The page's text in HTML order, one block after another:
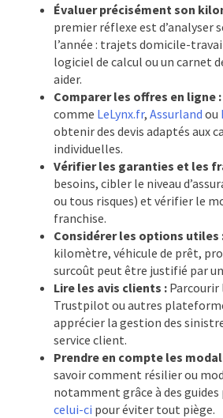
Évaluer précisément son
premier réflexe est d’analyser
l’année : trajets domicile-
logiciel de calcul ou un carnet
aider.
Comparer les offres en ligne :
comme LeLynx.fr, Assurland ou
obtenir des devis adaptés aux
individuelles.
Vérifier les garanties et les
besoins, cibler le niveau
ou tous risques) et vérifier le
franchise.
Considérer les options utiles
kilomètre, véhicule de prêt,
surcoût peut être justifié par
Lire les avis clients : Parcourir
Trustpilot ou autres
apprécier la gestion des
service client.
Prendre en compte les
savoir comment résilier ou
notamment grâce à des
celui-ci pour éviter tout piège.